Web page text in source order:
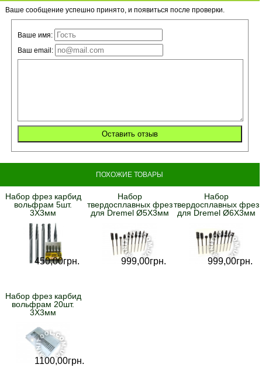
Ваше сообщение успешно принято, и появиться после проверки.
Ваше имя:
Ваш email:
ПОХОЖИЕ ТОВАРЫ
Набор фрез карбид
вольфрам 5шт.
3Х3мм
450,00грн.
Набор
твердосплавных фрез
для Dremel Ø5Х3мм
999,00грн.
Набор
твердосплавных фрез
для Dremel Ø6Х3мм
999,00грн.
Набор фрез карбид
вольфрам 20шт.
3Х3мм
1100,00грн.